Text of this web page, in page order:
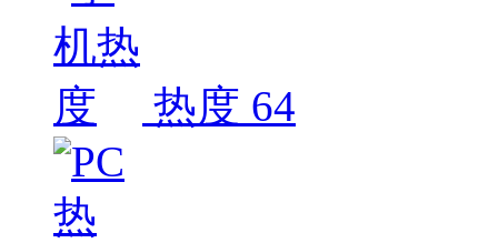
热度 64